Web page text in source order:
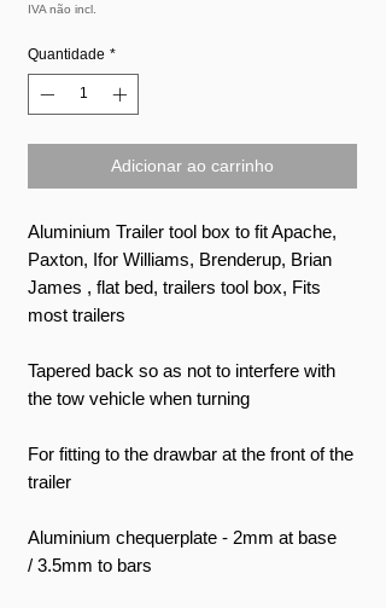
IVA não incl.
Quantidade *
Adicionar ao carrinho
Aluminium Trailer tool box to fit Apache,
Paxton, Ifor Williams, Brenderup, Brian
James , flat bed, trailers tool box, Fits
most trailers
Tapered back so as not to interfere with
the tow vehicle when turning
For fitting to the drawbar at the front of the
trailer
Aluminium chequerplate - 2mm at base
/ 3.5mm to bars